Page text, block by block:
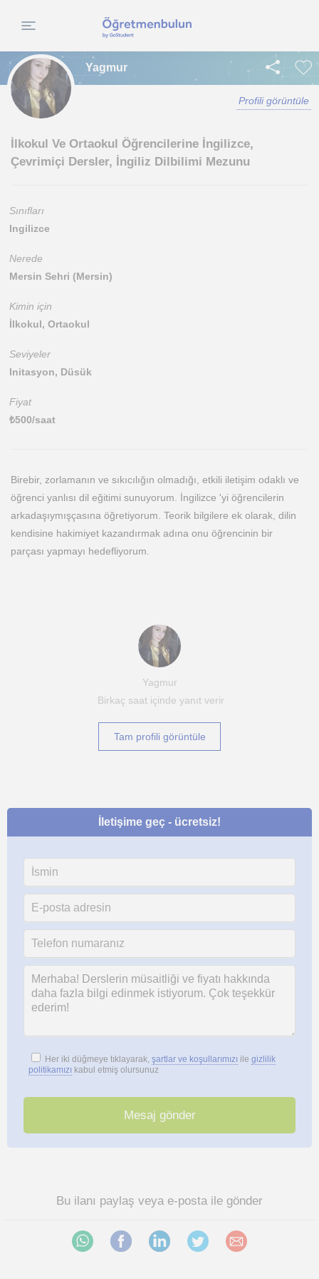
Yagmur
Profili görüntüle
İlkokul Ve Ortaokul Öğrencilerine İngilizce,
Çevrimiçi Dersler, İngiliz Dilbilimi Mezunu
Sınıfları
Ingilizce
Nerede
Mersin Sehri (Mersin)
Kimin için
İlkokul, Ortaokul
Seviyeler
Initasyon, Düsük
Fiyat
₺500/saat
Birebir, zorlamanın ve sıkıcılığın olmadığı, etkili iletişim odaklı ve
öğrenci yanlısı dil eğitimi sunuyorum. İngilizce 'yi öğrencilerin
arkadaşıymışçasına öğretiyorum. Teorik bilgilere ek olarak, dilin
kendisine hakimiyet kazandırmak adına onu öğrencinin bir
parçası yapmayı hedefliyorum.
Yagmur
Birkaç saat içinde yanıt verir
Tam profili görüntüle
İletişime geç - ücretsiz!
Her iki düğmeye tıklayarak, şartlar ve koşullarımızı ile gizlilik
politikamızı kabul etmiş olursunuz
Bu ilanı paylaş veya e-posta ile gönder